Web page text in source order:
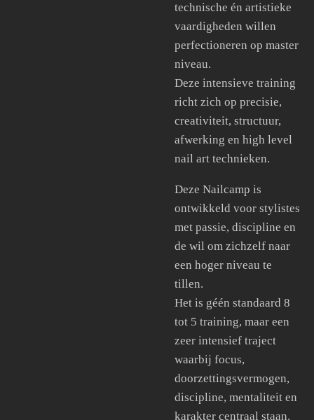
technische én artistieke
vaardigheden willen
perfectioneren op master
niveau.
Deze intensieve training
richt zich op precisie,
creativiteit, structuur,
afwerking en high level
nail art technieken.
Deze Nailcamp is
ontwikkeld voor stylistes
met passie, discipline en
de wil om zichzelf naar
een hoger niveau te
tillen.
Het is géén standaard 8
tot 5 training, maar een
zeer intensief traject
waarbij focus,
doorzettingsvermogen,
discipline, mentaliteit en
karakter centraal staan.